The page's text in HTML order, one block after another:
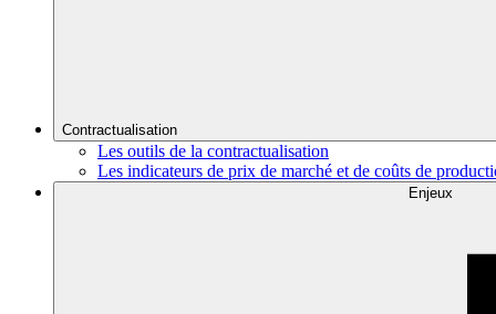
Contractualisation
Les outils de la contractualisation
Les indicateurs de prix de marché et de coûts de
Enjeux